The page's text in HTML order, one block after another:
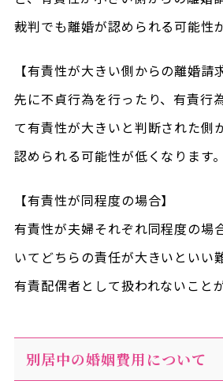
裁判でも離婚が認められる可能性
【有責性が大きい側からの離婚請
先に不貞行為を行ったり、有責行
て有責性が大きいと判断された側
認められる可能性が低くなります。
【有責性が同程度の場合】
有責性が夫婦それぞれ同程度の場
いてどちらの責任が大きいといい
有責配偶者として扱われないこと
別居中の婚姻費用について